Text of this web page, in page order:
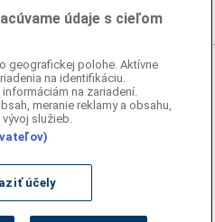
Slovensko
alebo ďalšie šírenie
zdrojov TASR je bez
zákona.
údaje s cieľom
geografickej polohe. Aktívne
na identifikáciu.
na zariadení.
meranie reklamy a obsahu,
služieb.
účely